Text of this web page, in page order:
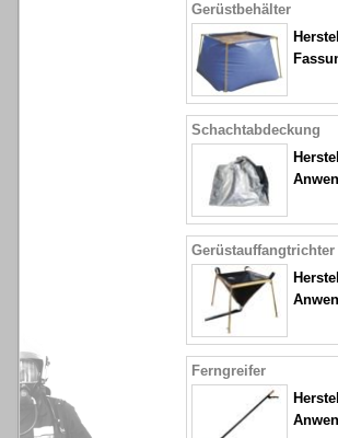
Gerüstbehälter
Schachtabdeckung
Gerüstauffangtrichter
Ferngreifer